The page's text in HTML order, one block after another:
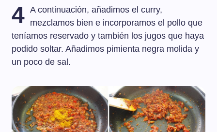
4 A continuación, añadimos el curry,
mezclamos bien e incorporamos el pollo que
teníamos reservado y también los jugos que haya
podido soltar. Añadimos pimienta negra molida y
un poco de sal.